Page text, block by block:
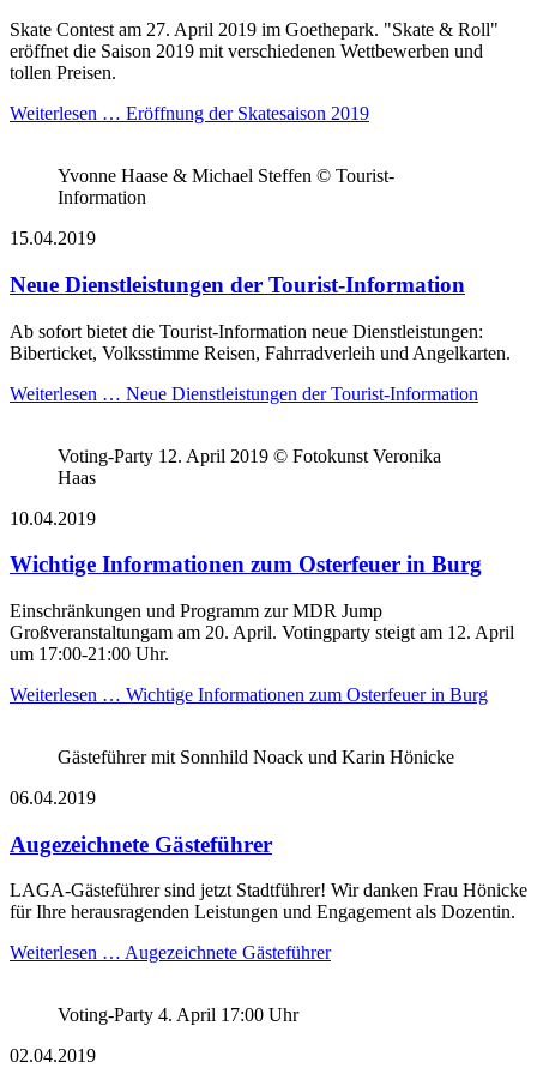
Skate Contest am 27. April 2019 im Goethepark. "Skate & Roll"
eröffnet die Saison 2019 mit verschiedenen Wettbewerben und
tollen Preisen.
Weiterlesen … Eröffnung der Skatesaison 2019
Yvonne Haase & Michael Steffen © Tourist-
Information
15.04.2019
Neue Dienstleistungen der Tourist-Information
Ab sofort bietet die Tourist-Information neue Dienstleistungen:
Biberticket, Volksstimme Reisen, Fahrradverleih und Angelkarten.
Weiterlesen … Neue Dienstleistungen der Tourist-Information
Voting-Party 12. April 2019 © Fotokunst Veronika
Haas
10.04.2019
Wichtige Informationen zum Osterfeuer in Burg
Einschränkungen und Programm zur MDR Jump
Großveranstaltungam am 20. April. Votingparty steigt am 12. April
um 17:00-21:00 Uhr.
Weiterlesen … Wichtige Informationen zum Osterfeuer in Burg
Gästeführer mit Sonnhild Noack und Karin Hönicke
06.04.2019
Augezeichnete Gästeführer
LAGA-Gästeführer sind jetzt Stadtführer! Wir danken Frau Hönicke
für Ihre herausragenden Leistungen und Engagement als Dozentin.
Weiterlesen … Augezeichnete Gästeführer
Voting-Party 4. April 17:00 Uhr
02.04.2019